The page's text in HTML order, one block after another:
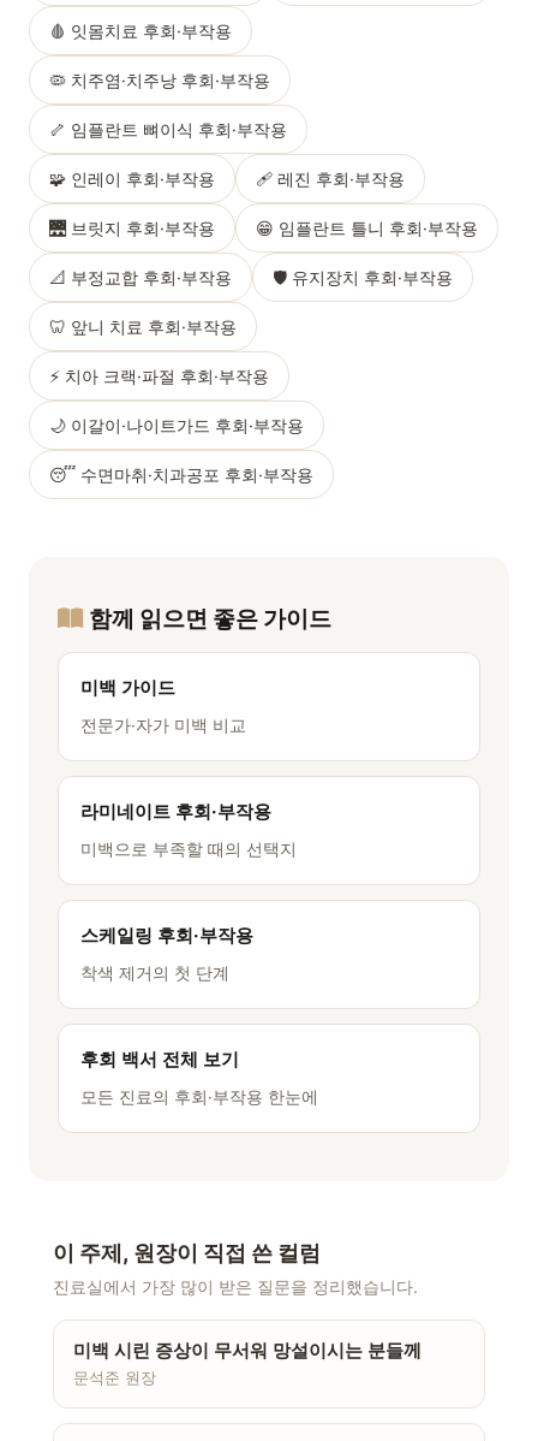
🩸 잇몸치료 후회·부작용
🦠 치주염·치주낭 후회·부작용
🦴 임플란트 뼈이식 후회·부작용
🧩 인레이 후회·부작용 🩹 레진 후회·부작용
🌉 브릿지 후회·부작용 😁 임플란트 틀니 후회·부작용
📐 부정교합 후회·부작용 🛡️ 유지장치 후회·부작용
🦷 앞니 치료 후회·부작용
⚡ 치아 크랙·파절 후회·부작용
🌙 이갈이·나이트가드 후회·부작용
😴 수면마취·치과공포 후회·부작용
함께 읽으면 좋은 가이드
미백 가이드
전문가·자가 미백 비교
라미네이트 후회·부작용
미백으로 부족할 때의 선택지
스케일링 후회·부작용
착색 제거의 첫 단계
후회 백서 전체 보기
모든 진료의 후회·부작용 한눈에
이 주제, 원장이 직접 쓴 컬럼
진료실에서 가장 많이 받은 질문을 정리했습니다.
미백 시린 증상이 무서워 망설이시는 분들께
문석준 원장